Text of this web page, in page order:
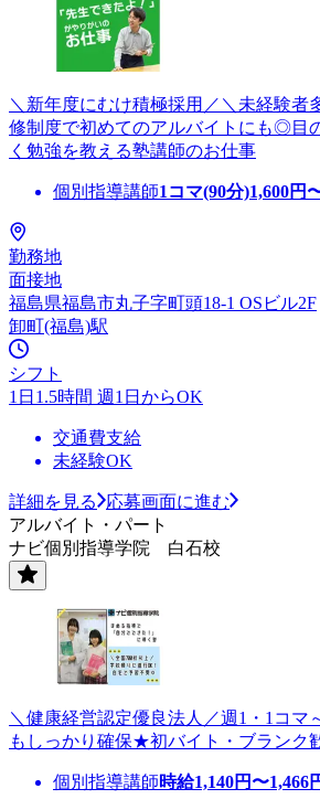
＼新年度にむけ積極採用／＼未経験者
修制度で初めてのアルバイトにも◎目
く勉強を教える塾講師のお仕事
個別指導講師1コマ(90分)1,600円
勤務地
面接地
福島県福島市丸子字町頭18-1 OSビル2F
卸町(福島)駅
シフト
1日1.5時間 週1日からOK
交通費支給
未経験OK
詳細を見る
応募画面に進む
アルバイト・パート
ナビ個別指導学院 白石校
＼健康経営認定優良法人／週1・1コマ
もしっかり確保★初バイト・ブランク
個別指導講師時給1,140円〜1,466